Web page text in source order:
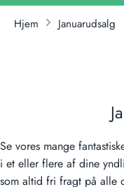
Hjem Januarudsalg
Se vores mange
i et eller flere af dine
som altid fri fragt på alle